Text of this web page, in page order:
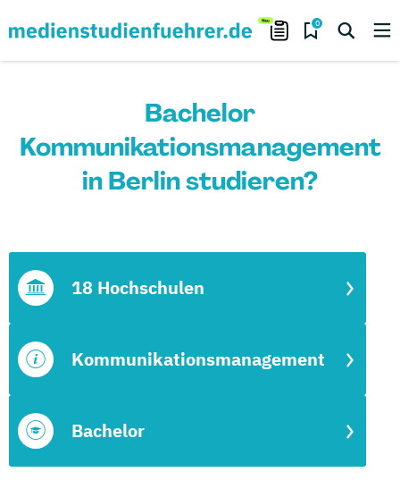
0
Bachelor
Kommunikationsmanagement
in Berlin studieren?
Bachelor
Kommunikationsmanagement
18 Hochschulen